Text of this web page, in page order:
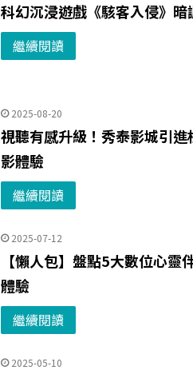
科幻沉浸遊戲《駭客入侵》
繼續閱讀
2025-08-20
視聽有感升級！秀泰影城引
影體驗
繼續閱讀
2025-07-12
【懶人包】盤點5大數位心
體驗
繼續閱讀
2025-05-10